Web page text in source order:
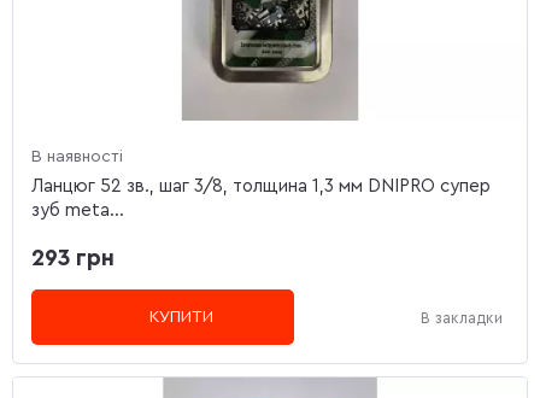
В наявності
Ланцюг 52 зв., шаг 3/8, толщина 1,3 мм DNIPRO супер
зуб meta...
293 грн
КУПИТИ В закладки